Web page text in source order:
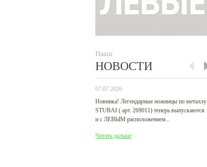
Наши
НОВОСТИ
07.07.2026
Новинка! Легендарные ножницы по металлу
STUBAI ( арт. 269011) теперь выпускаются
и с ЛЕВЫМ расположением...
Читать дальше